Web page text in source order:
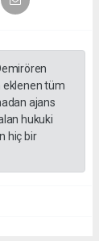
eklenen tüm
ajans
hukuki
hiç bir